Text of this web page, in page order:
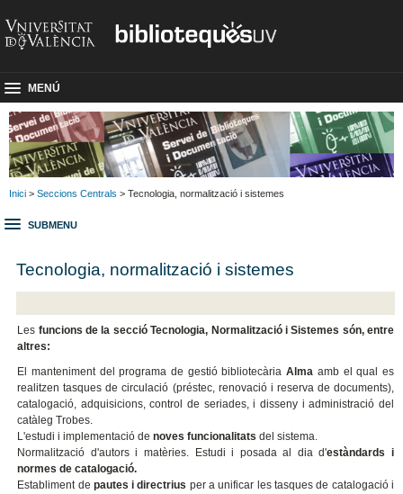
MENÚ
Inici > Seccions Centrals > Tecnologia, normalització i sistemes
SUBMENU
Tecnologia, normalització i sistemes
Les funcions de la secció Tecnologia, Normalització i Sistemes són, entre
altres:
El manteniment del programa de gestió bibliotecàriaAlma amb el qual es
realitzen tasques de circulació (préstec, renovació i reserva de documents),
catalogació, adquisicions, control de seriades, i disseny i administració del
catàleg Trobes.
L'estudi i implementació denoves funcionalitats del sistema.
Normalització d'autors i matèries. Estudi i posada al dia d'estàndards i
normes de catalogació.
Establiment de pautes i directrius per a unificar les tasques de catalogació i